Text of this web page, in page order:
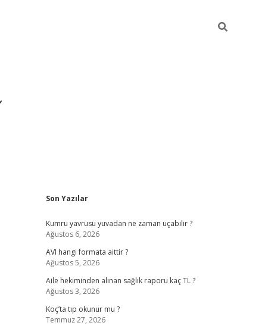
Sidebar
Son Yazılar
Kumru yavrusu yuvadan ne zaman uçabilir ?
Ağustos 6, 2026
AVI hangi formata aittir ?
Ağustos 5, 2026
Aile hekiminden alınan sağlık raporu kaç TL ?
Ağustos 3, 2026
Koç’ta tıp okunur mu ?
Temmuz 27, 2026
ilbet girişfamecasino giriş